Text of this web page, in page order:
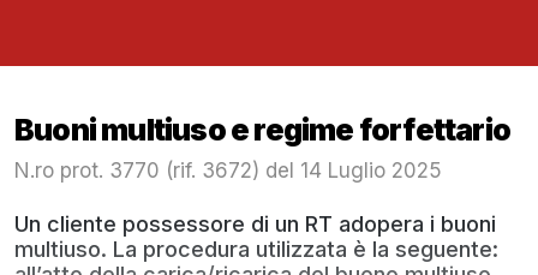
Buoni multiuso e regime forfettario
N.ro prot. 3770 (rif. 3672) del 14 Luglio 2025
Un cliente possessore di un RT adopera i buoni
multiuso. La procedura utilizzata è la seguente: